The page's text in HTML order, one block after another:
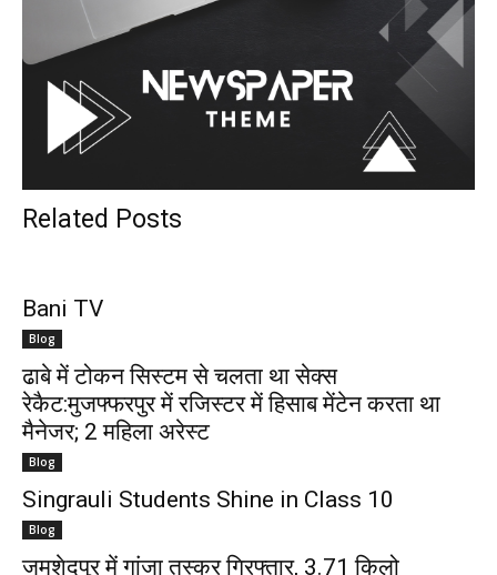
Related Posts
Bani TV
Blog
ढाबे में टोकन सिस्टम से चलता था सेक्स
रेकैट:मुजफ्फरपुर में रजिस्टर में हिसाब मेंटेन करता था
मैनेजर; 2 महिला अरेस्ट
Blog
Singrauli Students Shine in Class 10
Blog
जमशेदपुर में गांजा तस्कर गिरफ्तार, 3.71 किलो